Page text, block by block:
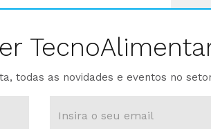
todas as novidades e eventos no